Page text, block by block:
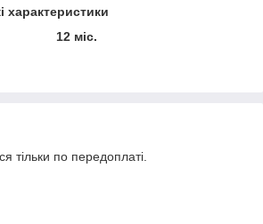
характеристики
12 міс.
тільки по передоплаті.